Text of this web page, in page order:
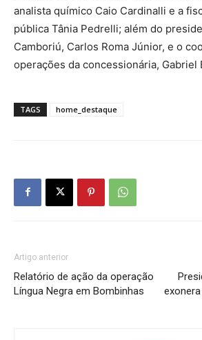
analista químico Caio Cardinalli e a
pública Tânia Pedrelli; além do
Camboriú, Carlos Roma Júnior, e o
operações da concessionária, Gabriel
TAGS home_destaque
Artigo anterior
Relatório de ação da operação
Língua Negra em Bombinhas